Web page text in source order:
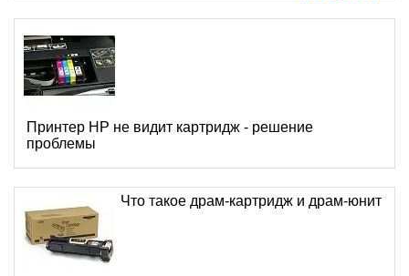
Принтер HP не видит картридж - решение
проблемы
Что такое драм-картридж и драм-юнит